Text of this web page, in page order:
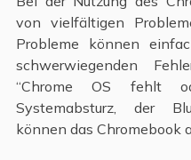
von vielfältigen
Probleme können
schwerwiegenden
“Chrome OS fehlt
Systemabsturz, der
können das Chromebook